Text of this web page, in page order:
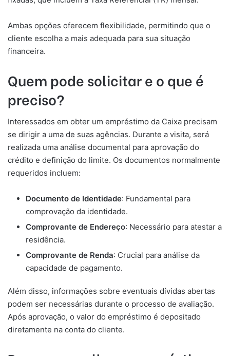
Ambas opções oferecem flexibilidade, permitindo que o
cliente escolha a mais adequada para sua situação
financeira.
Quem pode solicitar e o que é
preciso?
Interessados em obter um empréstimo da Caixa precisam
se dirigir a uma de suas agências. Durante a visita, será
realizada uma análise documental para aprovação do
crédito e definição do limite. Os documentos normalmente
requeridos incluem:
Documento de Identidade: Fundamental para
comprovação da identidade.
Comprovante de Endereço: Necessário para atestar a
residência.
Comprovante de Renda: Crucial para análise da
capacidade de pagamento.
Além disso, informações sobre eventuais dívidas abertas
podem ser necessárias durante o processo de avaliação.
Após aprovação, o valor do empréstimo é depositado
diretamente na conta do cliente.